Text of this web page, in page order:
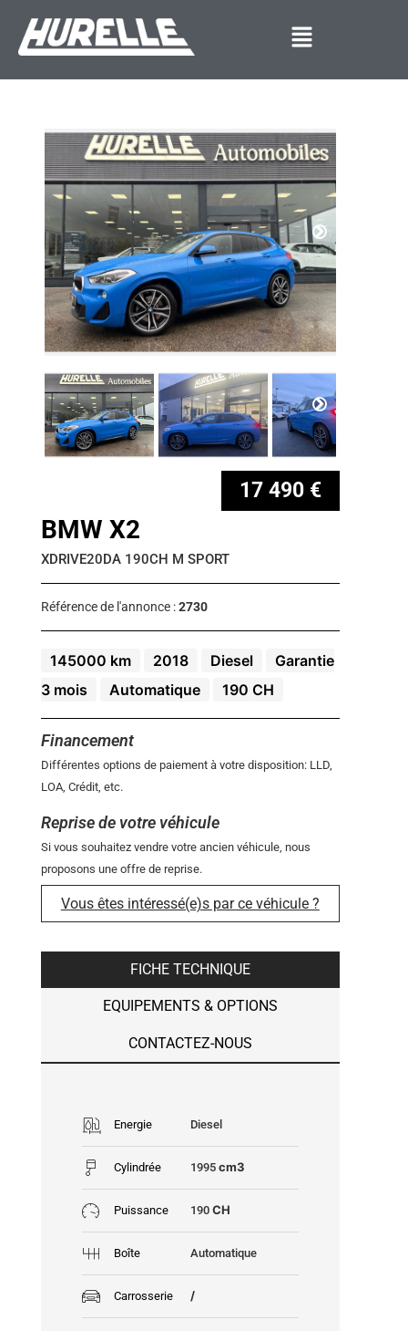
17 490 €
BMW X2
XDRIVE20DA 190CH M SPORT
Référence de l'annonce :2730
145000 km 2018 Diesel
Garantie
3 mois
Automatique 190 CH
Financement
Différentes options de paiement à votre disposition: LLD,
LOA, Crédit, etc.
Reprise de votre véhicule
Si vous souhaitez vendre votre ancien véhicule, nous
proposons une offre de reprise.
Vous êtes intéressé(e)s par ce véhicule ?
FICHE TECHNIQUE
EQUIPEMENTS & OPTIONS
CONTACTEZ-NOUS
Energie Diesel
Cylindrée 1995cm3
Puissance 190CH
Boîte Automatique
Carrosserie /